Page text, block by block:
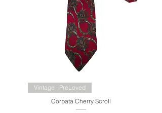
Vintage · PreLoved
Corbata Cherry Scroll